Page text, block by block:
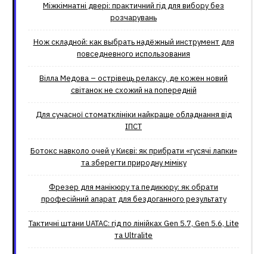
Міжкімнатні двері: практичний гід для вибору без
розчарувань
Нож складной: как выбрать надёжный инструмент для
повседневного использования
Вілла Медова – острівець релаксу, де кожен новий
світанок не схожий на попередній
Для сучасної стоматклініки найкраще обладнання від
ІПСТ
Ботокс навколо очей у Києві: як прибрати «гусячі лапки»
та зберегти природну міміку
Фрезер для манікюру та педикюру: як обрати
професійний апарат для бездоганного результату
Тактичні штани UATAC: гід по лінійках Gen 5.7, Gen 5.6, Lite
та Ultralite